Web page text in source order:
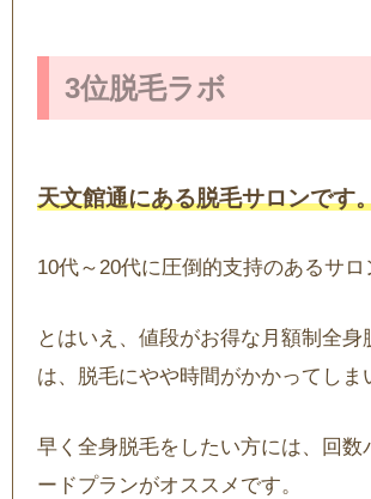
3位脱毛ラボ
天文館通にある脱毛サロンです
10代～20代に圧倒的支持のあるサロ
とはいえ、値段がお得な月額制全身
は、脱毛にやや時間がかかってしま
早く全身脱毛をしたい方には、回数
ードプランがオススメです。